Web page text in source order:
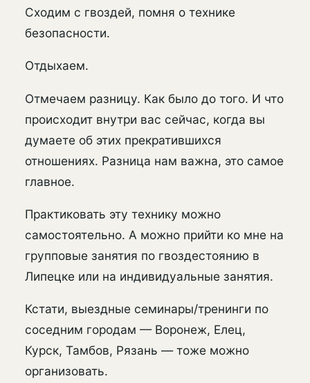
Сходим с гвоздей, помня о технике
безопасности.
Отдыхаем.
Отмечаем разницу. Как было до того. И что
происходит внутри вас сейчас, когда вы
думаете об этих прекратившихся
отношениях. Разница нам важна, это самое
главное.
Практиковать эту технику можно
самостоятельно. А можно прийти ко мне на
групповые занятия по гвоздестоянию в
Липецке или на индивидуальные занятия.
Кстати, выездные семинары/тренинги по
соседним городам — Воронеж, Елец,
Курск, Тамбов, Рязань — тоже можно
организовать.